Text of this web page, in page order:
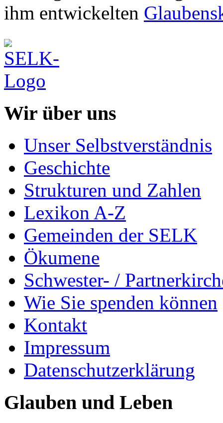
ihm entwickelten
Wir über uns
Unser Selbstverständnis
Geschichte
Strukturen und Zahlen
Lexikon A-Z
Gemeinden der SELK
Ökumene
Schwester- /
Wie Sie spenden können
Kontakt
Impressum
Datenschutzerklärung
Glauben und Leben